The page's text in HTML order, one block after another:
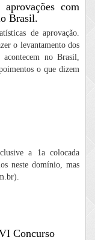
com
Brasil.
de aprovação.
o levantamento dos
acontecem no Brasil,
o que dizem
a 1a colocada
neste domínio, mas
Concurso